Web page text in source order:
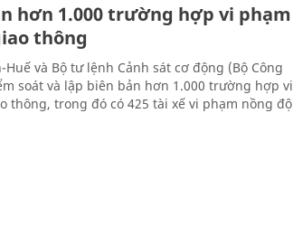
hơn 1.000 trường hợp vi phạm
thông
và Bộ tư lệnh Cảnh sát cơ động (Bộ Công
soát và lập biên bản hơn 1.000 trường hợp vi
thông, trong đó có 425 tài xế vi phạm nồng độ